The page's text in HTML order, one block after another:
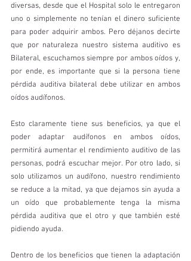
diversas, desde que el Hospital solo le entregaron
uno o simplemente no tenían el dinero suficiente
para poder adquirir ambos. Pero déjanos decirte
que por naturaleza nuestro sistema auditivo es
Bilateral, escuchamos siempre por ambos oídos y,
por ende, es importante que si la persona tiene
pérdida auditiva bilateral debe utilizar en ambos
oídos audífonos.
Esto claramente tiene sus beneficios, ya que el
poder adaptar audífonos en ambos oídos,
permitirá aumentar el rendimiento auditivo de las
personas, podrá escuchar mejor. Por otro lado, si
solo utilizamos un audífono, nuestro rendimiento
se reduce a la mitad, ya que dejamos sin ayuda a
un oído que probablemente tenga la misma
pérdida auditiva que el otro y que también esté
pidiendo ayuda.
Dentro de los beneficios que tienen la adaptación